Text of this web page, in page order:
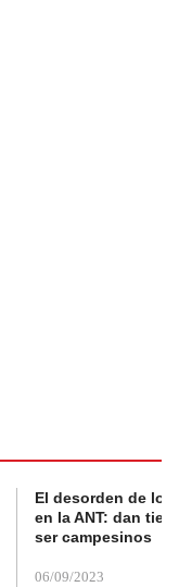
El desorden de
en la ANT: dan
ser campesinos
06/09/2023